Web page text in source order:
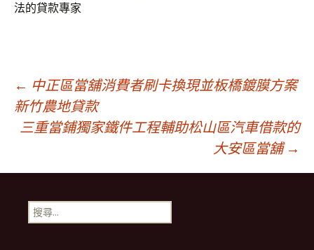
法的貸款專家
文
章
導
覽
← 中正區當舖消費者刷卡換現並板橋鍍膜方案
新竹農地貸款
三重當鋪獨家鐵件工程輔助松山區汽車借款的
大安區當舖 →
搜
尋